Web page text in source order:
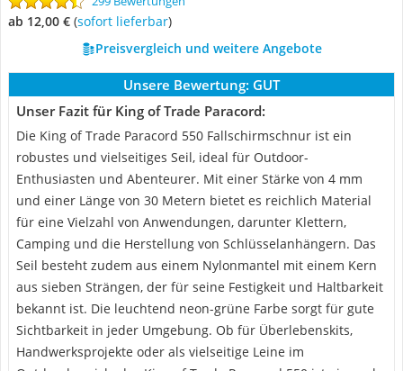
ab 12,00 € ( Sofort lieferbar)
Preisvergleich und weitere Angebote
Unsere Bewertung: GUT
Unser Fazit für King of Trade Paracord:
Die King of Trade Paracord 550 Fallschirmschnur ist ein
robustes und vielseitiges Seil, ideal für Outdoor-
Enthusiasten und Abenteurer. Mit einer Stärke von 4 mm
und einer Länge von 30 Metern bietet es reichlich Material
für eine Vielzahl von Anwendungen, darunter Klettern,
Camping und die Herstellung von Schlüsselanhängern. Das
Seil besteht zudem aus einem Nylonmantel mit einem Kern
aus sieben Strängen, der für seine Festigkeit und Haltbarkeit
bekannt ist. Die leuchtend neon-grüne Farbe sorgt für gute
Sichtbarkeit in jeder Umgebung. Ob für Überlebenskits,
Handwerksprojekte oder als vielseitige Leine im